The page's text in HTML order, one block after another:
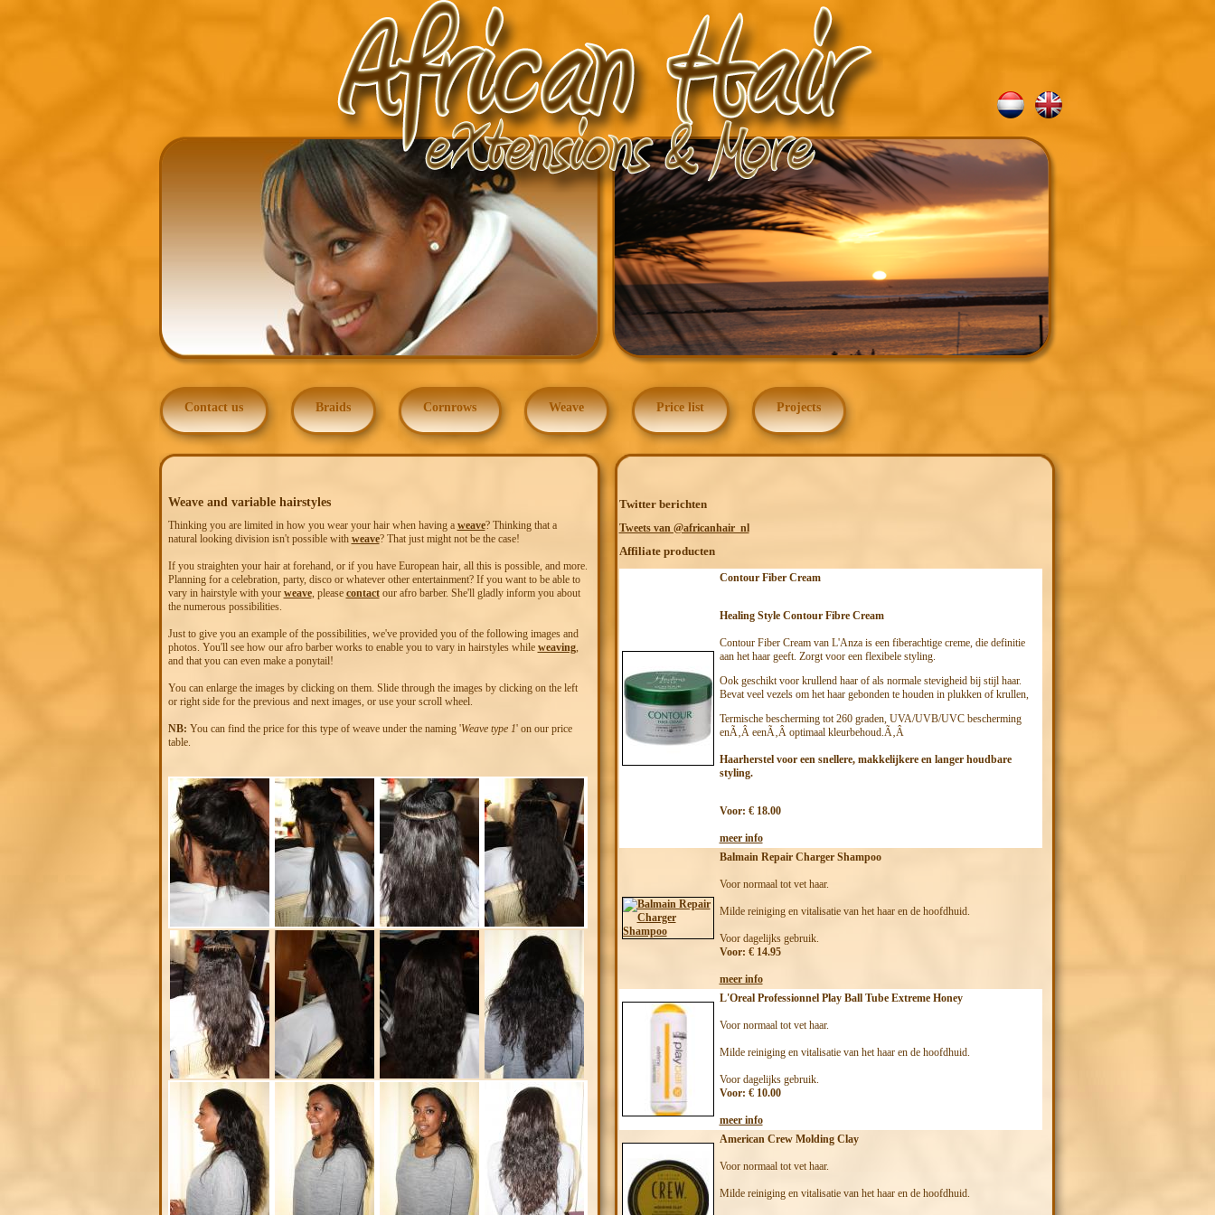
Contact us Braids Cornrows Weave Price list Projects
Weave and variable hairstyles
Thinking you are limited in how you wear your hair when having a weave? Thinking that a
natural looking division isn't possible with weave? That just might not be the case!
If you straighten your hair at forehand, or if you have European hair, all this is possible, and more.
Planning for a celebration, party, disco or whatever other entertainment? If you want to be able to
vary in hairstyle with your weave, please contactour afro barber. She'll gladly inform you about
the numerous possibilities.
Just to give you an example of the possibilities, we've provided you of the following images and
photos. You'll see how our afro barber works to enable you to vary in hairstyles while weaving,
and that you can even make a ponytail!
You can enlarge the images by clicking on them. Slide through the images by clicking on the left
or right side for the previous and next images, or use your scroll wheel.
NB: You can find the price for this type of weave under the naming 'Weave type 1' on our price
table.
Twitter berichten
Tweets van @africanhair_nl
Affiliate producten
Contour Fiber Cream
Healing Style Contour Fibre Cream
Contour Fiber Cream van L'Anza is een fiberachtige creme, die definitie
aan het haar geeft. Zorgt voor een flexibele styling.
Ook geschikt voor krullend haar of als normale stevigheid bij stijl haar.
Bevat veel vezels om het haar gebonden te houden in plukken of krullen,
Termische bescherming tot 260 graden, UVA/UVB/UVC bescherming
enÃ‚Â eenÃ‚Â optimaal kleurbehoud.Ã‚Â
Haarherstel voor een snellere, makkelijkere en langer houdbare
styling.
Voor: € 18.00
meer info
Balmain Repair Charger Shampoo
Voor normaal tot vet haar.
Milde reiniging en vitalisatie van het haar en de hoofdhuid.
Voor dagelijks gebruik.
Voor: € 14.95
meer info
L'Oreal Professionnel Play Ball Tube Extreme Honey
Voor normaal tot vet haar.
Milde reiniging en vitalisatie van het haar en de hoofdhuid.
Voor dagelijks gebruik.
Voor: € 10.00
meer info
American Crew Molding Clay
Voor normaal tot vet haar.
Milde reiniging en vitalisatie van het haar en de hoofdhuid.